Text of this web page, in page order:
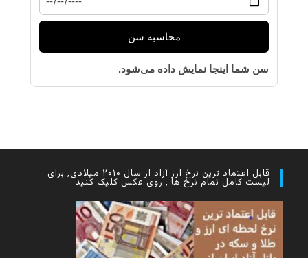
محاسبه سن
سن شما اینجا نمایش داده می‌شود.
قابل اعتماد ترین نرخ ارز آزاد از سال ۲۰۱۰ میلادی, برای
لیست کامل تمام نرخ ها , روی عکس کلیک کنید